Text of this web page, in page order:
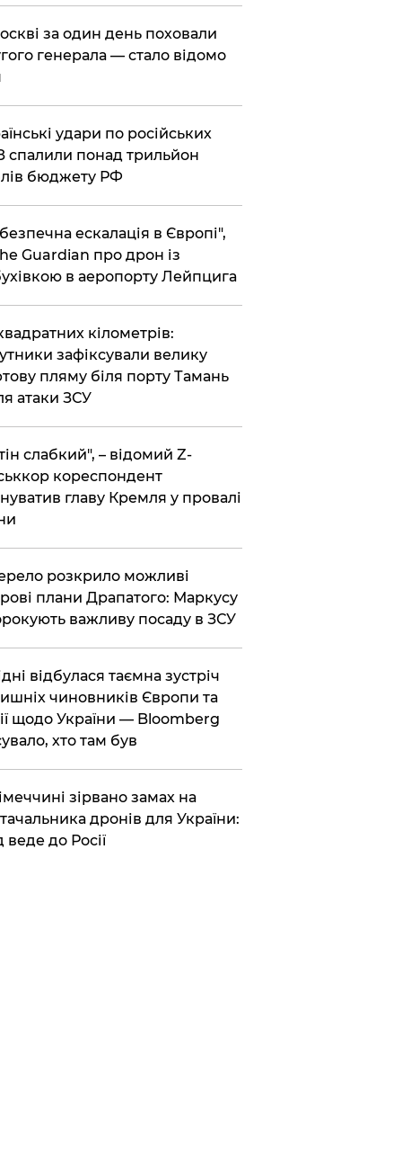
за один день поховали
генерала — стало відомо
удари по російських
спалили понад трильйон
бюджету РФ
ескалація в Європі",
Guardian про дрон із
в аеропорту Лейпцига
кілометрів:
зафіксували велику
пляму біля порту Тамань
атаки ЗСУ
слабкий", – відомий Z-
кореспондент
главу Кремля у провалі
розкрило можливі
плани Драпатого: Маркусу
важливу посаду в ЗСУ
відбулася таємна зустріч
чиновників Європи та
щодо України — Bloomberg
хто там був
зірвано замах на
дронів для України:
веде до Росії